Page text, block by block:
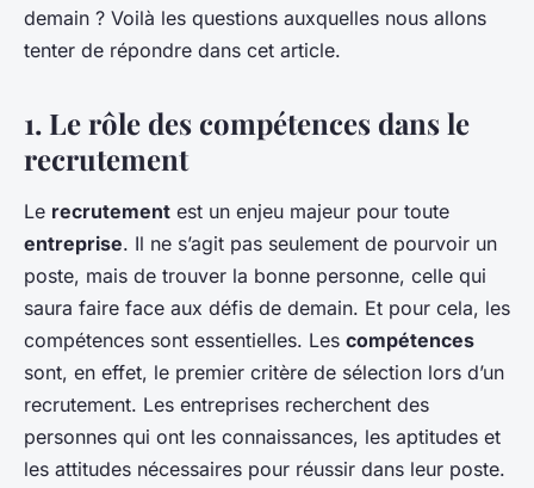
demain ? Voilà les questions auxquelles nous allons
tenter de répondre dans cet article.
1. Le rôle des compétences dans le
recrutement
Le recrutement est un enjeu majeur pour toute
entreprise. Il ne s’agit pas seulement de pourvoir un
poste, mais de trouver la bonne personne, celle qui
saura faire face aux défis de demain. Et pour cela, les
compétences sont essentielles. Les compétences
sont, en effet, le premier critère de sélection lors d’un
recrutement. Les entreprises recherchent des
personnes qui ont les connaissances, les aptitudes et
les attitudes nécessaires pour réussir dans leur poste.